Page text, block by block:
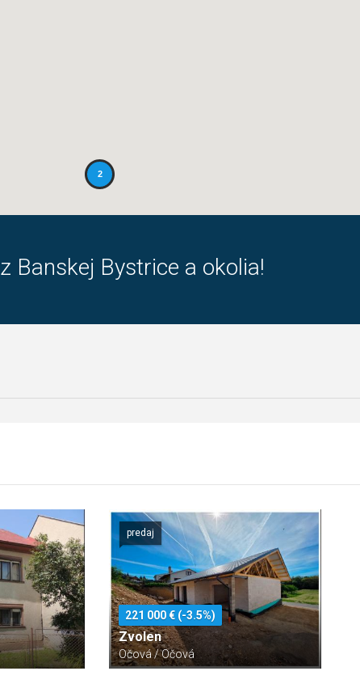
2
Banskej Bystrice a okolia!
predaj
221 000 € (-3.5%)
Zvolen
Očová / Očová